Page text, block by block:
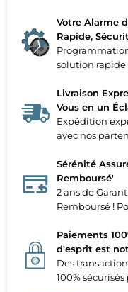
Votre Alarme
Rapide,
solution rapide
Livraison
Vous en un
Expédition
avec nos
Sérénité
Remboursé'
2 ans de
Remboursé !
Paiements
d'esprit est
Des
100%